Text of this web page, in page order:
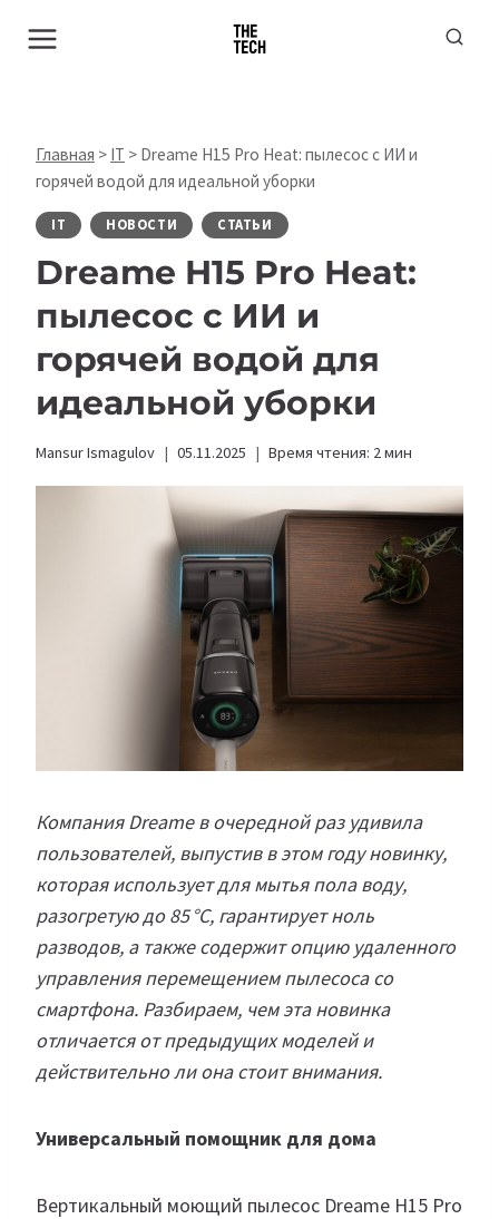
Главная > IT > Dreame H15 Pro Heat: пылесос с ИИ и
горячей водой для идеальной уборки
IT НОВОСТИ СТАТЬИ
Dreame H15 Pro Heat:
пылесос с ИИ и
горячей водой для
идеальной уборки
Mansur Ismagulov 05.11.2025 Время чтения: 2мин
Компания Dreame в очередной раз удивила
пользователей, выпустив в этом году новинку,
которая использует для мытья пола воду,
разогретую до 85 °C, гарантирует ноль
разводов, а также содержит опцию удаленного
управления перемещением пылесоса со
смартфона. Разбираем, чем эта новинка
отличается от предыдущих моделей и
действительно ли она стоит внимания.
Универсальный помощник для дома
Вертикальный моющий пылесос Dreame H15 Pro